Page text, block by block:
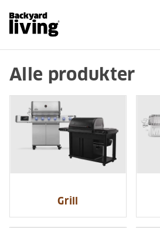
Alle produkter
Grill